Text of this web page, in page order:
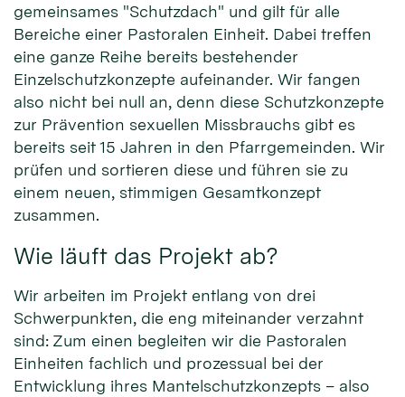
gemeinsames "Schutzdach" und gilt für alle
Bereiche einer Pastoralen Einheit. Dabei treffen
eine ganze Reihe bereits bestehender
Einzelschutzkonzepte aufeinander. Wir fangen
also nicht bei null an, denn diese Schutzkonzepte
zur Prävention sexuellen Missbrauchs gibt es
bereits seit 15 Jahren in den Pfarrgemeinden. Wir
prüfen und sortieren diese und führen sie zu
einem neuen, stimmigen Gesamtkonzept
zusammen.
Wie läuft das Projekt ab?
Wir arbeiten im Projekt entlang von drei
Schwerpunkten, die eng miteinander verzahnt
sind: Zum einen begleiten wir die Pastoralen
Einheiten fachlich und prozessual bei der
Entwicklung ihres Mantelschutzkonzepts – also